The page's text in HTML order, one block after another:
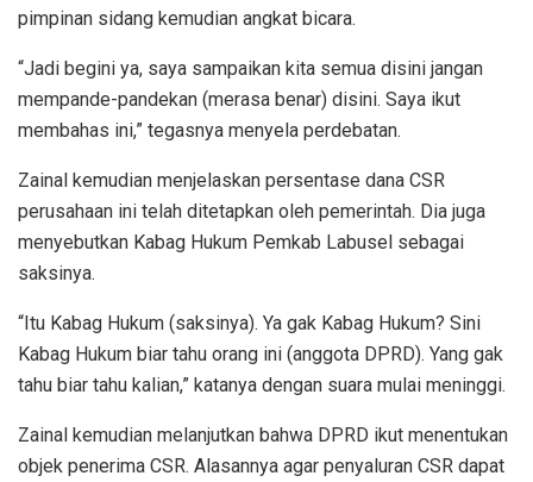
pimpinan sidang kemudian angkat bicara.
“Jadi begini ya, saya sampaikan kita semua disini jangan
mempande-pandekan (merasa benar) disini. Saya ikut
membahas ini,” tegasnya menyela perdebatan.
Zainal kemudian menjelaskan persentase dana CSR
perusahaan ini telah ditetapkan oleh pemerintah. Dia juga
menyebutkan Kabag Hukum Pemkab Labusel sebagai
saksinya.
“Itu Kabag Hukum (saksinya). Ya gak Kabag Hukum? Sini
Kabag Hukum biar tahu orang ini (anggota DPRD). Yang gak
tahu biar tahu kalian,” katanya dengan suara mulai meninggi.
Zainal kemudian melanjutkan bahwa DPRD ikut menentukan
objek penerima CSR. Alasannya agar penyaluran CSR dapat